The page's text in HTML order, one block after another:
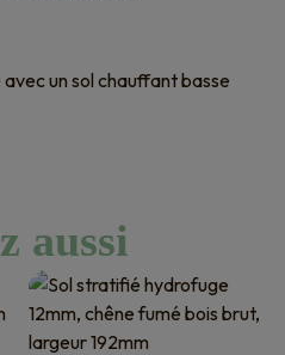
un sol chauffant basse
aussi